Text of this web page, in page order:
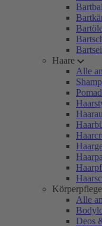
Haare
Alle
Körperpflege
Alle
Deos